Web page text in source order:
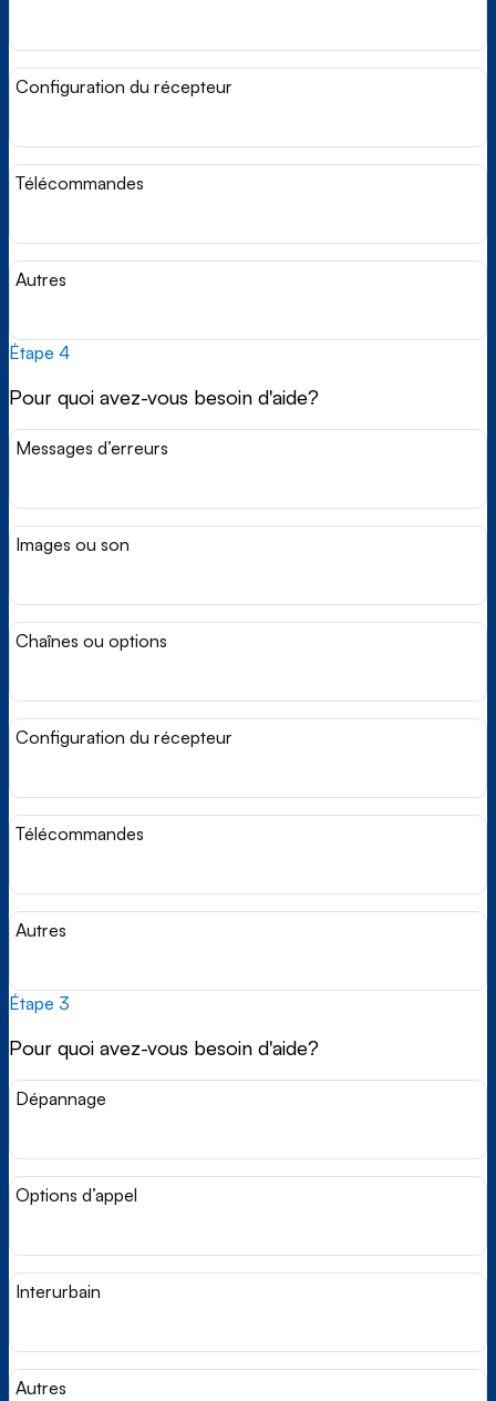
Configuration du récepteur
Télécommandes
Autres
Étape 4
Pour quoi avez-vous besoin d'aide?
Messages d’erreurs
Images ou son
Chaînes ou options
Configuration du récepteur
Télécommandes
Autres
Étape 3
Pour quoi avez-vous besoin d'aide?
Dépannage
Options d’appel
Interurbain
Autres